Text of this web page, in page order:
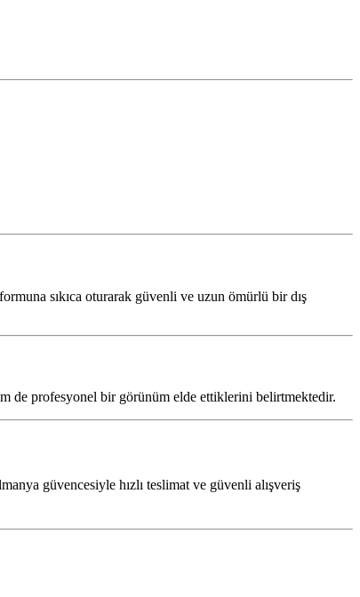
formuna sıkıca oturarak güvenli ve uzun ömürlü bir dış
de profesyonel bir görünüm elde ettiklerini belirtmektedir.
güvencesiyle hızlı teslimat ve güvenli alışveriş